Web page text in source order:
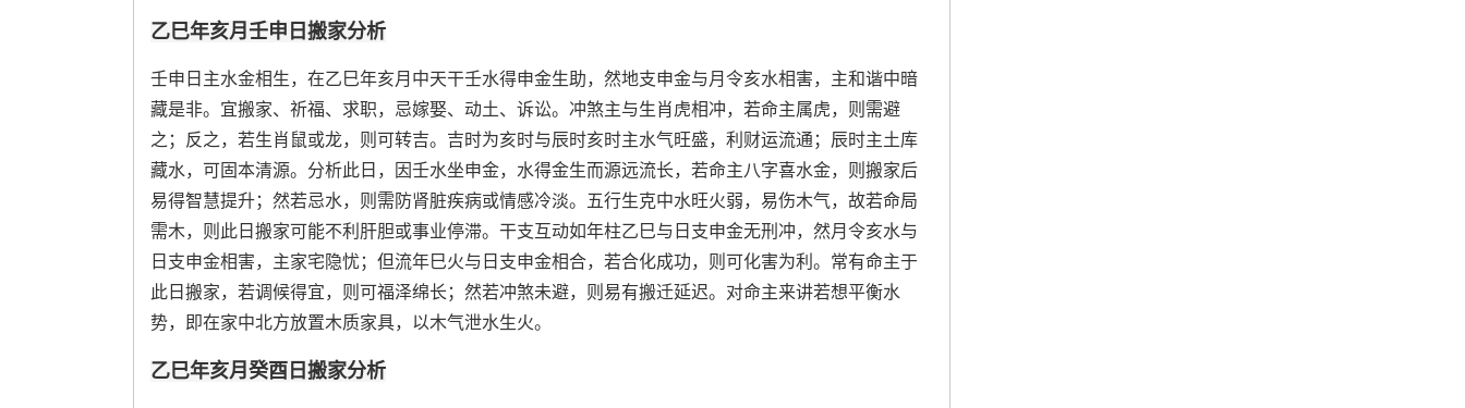
乙巳年亥月壬申日搬家分析
壬申日主水金相生，在乙巳年亥月中天干壬水得申金生助，然地支申金与月令亥水相害，主和谐中暗
藏是非。宜搬家、祈福、求职，忌嫁娶、动土、诉讼。冲煞主与生肖虎相冲，若命主属虎，则需避
之；反之，若生肖鼠或龙，则可转吉。吉时为亥时与辰时亥时主水气旺盛，利财运流通；辰时主土库
藏水，可固本清源。分析此日，因壬水坐申金，水得金生而源远流长，若命主八字喜水金，则搬家后
易得智慧提升；然若忌水，则需防肾脏疾病或情感冷淡。五行生克中水旺火弱，易伤木气，故若命局
需木，则此日搬家可能不利肝胆或事业停滞。干支互动如年柱乙巳与日支申金无刑冲，然月令亥水与
日支申金相害，主家宅隐忧；但流年巳火与日支申金相合，若合化成功，则可化害为利。常有命主于
此日搬家，若调候得宜，则可福泽绵长；然若冲煞未避，则易有搬迁延迟。对命主来讲若想平衡水
势，即在家中北方放置木质家具，以木气泄水生火。
乙巳年亥月癸酉日搬家分析